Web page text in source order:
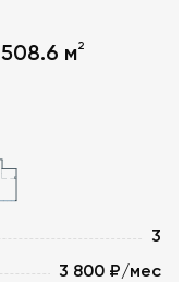
508.6 м2
3
3 800 ₽/мес